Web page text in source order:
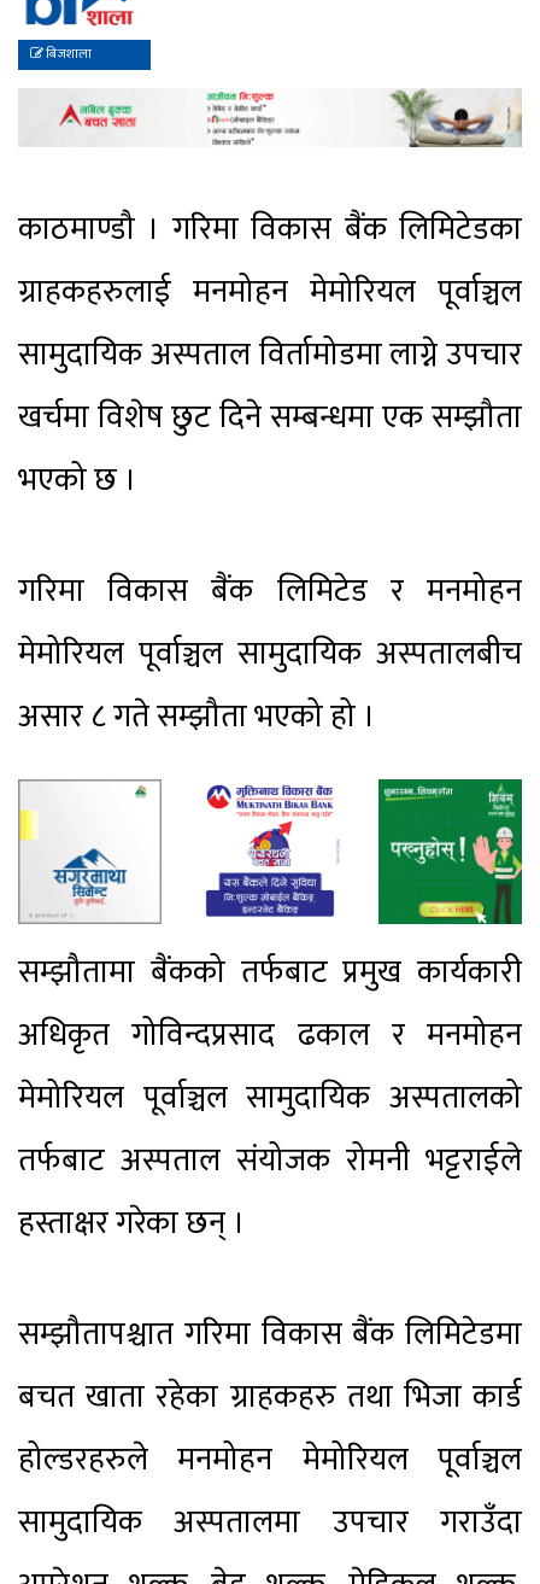
बिजशाला
काठमाण्डौ । गरिमा विकास बैंक लिमिटेडका
ग्राहकहरुलाई मनमोहन मेमोरियल पूर्वाञ्चल
सामुदायिक अस्पताल विर्तामोडमा लाग्ने उपचार
खर्चमा विशेष छुट दिने सम्बन्धमा एक सम्झौता
भएको छ ।
गरिमा विकास बैंक लिमिटेड र मनमोहन
मेमोरियल पूर्वाञ्चल सामुदायिक अस्पतालबीच
असार ८ गते सम्झौता भएको हो ।
सम्झौतामा बैंकको तर्फबाट प्रमुख कार्यकारी
अधिकृत गोविन्दप्रसाद ढकाल र मनमोहन
मेमोरियल पूर्वाञ्चल सामुदायिक अस्पतालको
तर्फबाट अस्पताल संयोजक रोमनी भट्टराईले
हस्ताक्षर गरेका छन् ।
सम्झौतापश्चात गरिमा विकास बैंक लिमिटेडमा
बचत खाता रहेका ग्राहकहरु तथा भिजा कार्ड
होल्डरहरुले मनमोहन मेमोरियल पूर्वाञ्चल
सामुदायिक अस्पतालमा उपचार गराउँदा